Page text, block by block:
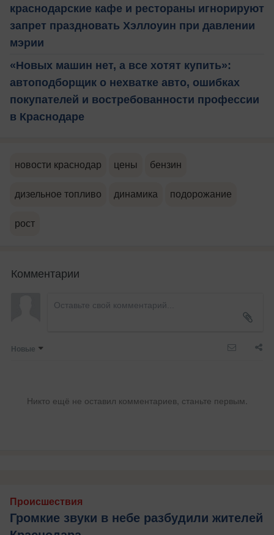
краснодарские кафе и рестораны игнорируют
запрет праздновать Хэллоуин при давлении
мэрии
«Новых машин нет, а все хотят купить»:
автоподборщик о нехватке авто, ошибках
покупателей и востребованности профессии
в Краснодаре
новости краснодар цены бензин
дизельное топливо динамика подорожание
рост
Комментарии
Новые
Никто ещё не оставил комментариев, станьте первым.
Происшествия
Громкие звуки в небе разбудили жителей